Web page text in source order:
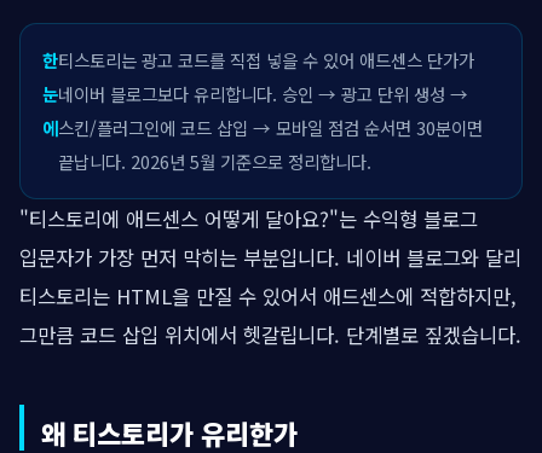
한
눈
에
티스토리는 광고 코드를 직접 넣을 수 있어 애드센스 단가가
네이버 블로그보다 유리합니다. 승인 → 광고 단위 생성 →
스킨/플러그인에 코드 삽입 → 모바일 점검 순서면 30분이면
끝납니다. 2026년 5월 기준으로 정리합니다.
"티스토리에 애드센스 어떻게 달아요?"는 수익형 블로그
입문자가 가장 먼저 막히는 부분입니다. 네이버 블로그와 달리
티스토리는 HTML을 만질 수 있어서 애드센스에 적합하지만,
그만큼 코드 삽입 위치에서 헷갈립니다. 단계별로 짚겠습니다.
왜 티스토리가 유리한가